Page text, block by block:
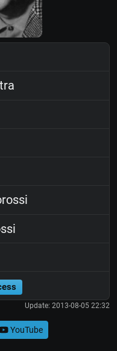
Update: 2013-08-05 22:32
YouTube